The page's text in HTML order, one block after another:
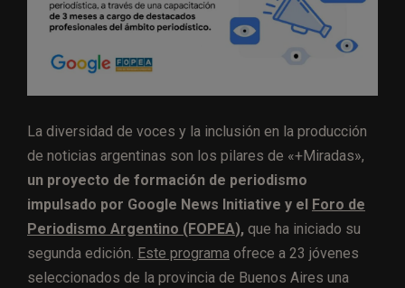
La diversidad de voces y la inclusión en la producción
de noticias argentinas son los pilares de «+Miradas»,
un proyecto de formación de periodismo
impulsado por Google News Initiative y el Foro de
Periodismo Argentino (FOPEA), que ha iniciado su
segunda edición. Este programa ofrece a 23 jóvenes
seleccionados de la provincia de Buenos Aires una